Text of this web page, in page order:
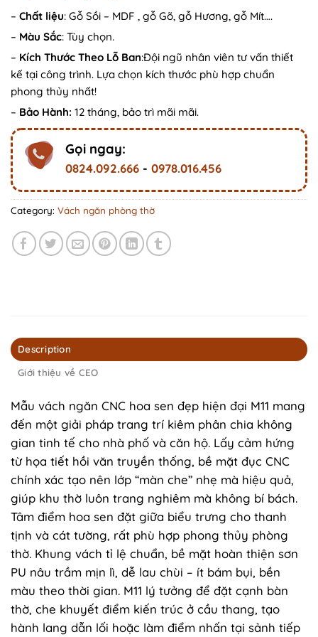
– Chất liệu: Gỗ Sồi – MDF , gỗ Gõ, gỗ Hương, gỗ Mít….
– Màu Sắc: Tùy chọn.
– Kích Thước Theo Lỗ Ban:Đội ngũ nhân viên tư vấn thiết
kế tại công trình. Lựa chọn kích thước phù hợp chuẩn
phong thủy nhất!
– Bảo Hành: 12 tháng, bảo trì mãi mãi.
Gọi ngay:
0824.092.666- 0978.016.456
Category: Vách ngăn phòng thờ
Description
Giới thiệu về CEO
Mẫu vách ngăn CNC hoa sen đẹp hiện đại M11 mang
đến một giải pháp trang trí kiêm phân chia không
gian tinh tế cho nhà phố và căn hộ. Lấy cảm hứng
từ họa tiết hồi văn truyền thống, bề mặt đục CNC
chính xác tạo nên lớp “màn che” nhẹ mà hiệu quả,
giúp khu thờ luôn trang nghiêm mà không bí bách.
Tâm điểm hoa sen đặt giữa biểu trưng cho thanh
tịnh và cát tường, rất phù hợp phong thủy phòng
thờ. Khung vách tỉ lệ chuẩn, bề mặt hoàn thiện sơn
PU nâu trầm mịn lì, dễ lau chùi – ít bám bụi, bền
màu theo thời gian. M11 lý tưởng để đặt cạnh bàn
thờ, che khuyết điểm kiến trúc ở cầu thang, tạo
hành lang dẫn lối hoặc làm điểm nhấn tại sảnh tiếp